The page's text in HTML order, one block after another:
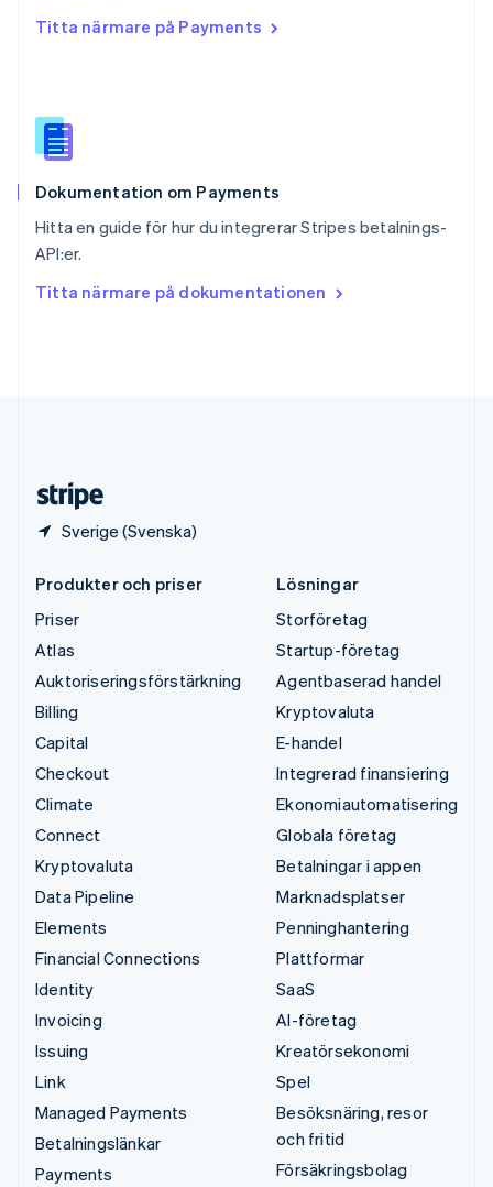
Titta närmare på Payments
Dokumentation om Payments
Hitta en guide för hur du integrerar Stripes betalnings-
API:er.
Titta närmare på dokumentationen
Sverige (Svenska)
English
Español
Storbritannien
Sverige
Thailand
ไทย
English
Produkter och priser
Priser
Atlas
Auktoriseringsförstärkning
Billing
Capital
Checkout
Climate
Connect
Kryptovaluta
Data Pipeline
Elements
Financial Connections
Identity
Invoicing
Issuing
Link
Managed Payments
Betalningslänkar
Payments
Lösningar
Storföretag
Startup-företag
Agentbaserad handel
Kryptovaluta
E-handel
Integrerad finansiering
Ekonomiautomatisering
Globala företag
Betalningar i appen
Marknadsplatser
Penninghantering
Plattformar
SaaS
AI-företag
Kreatörsekonomi
Spel
Besöksnäring, resor
och fritid
Försäkringsbolag